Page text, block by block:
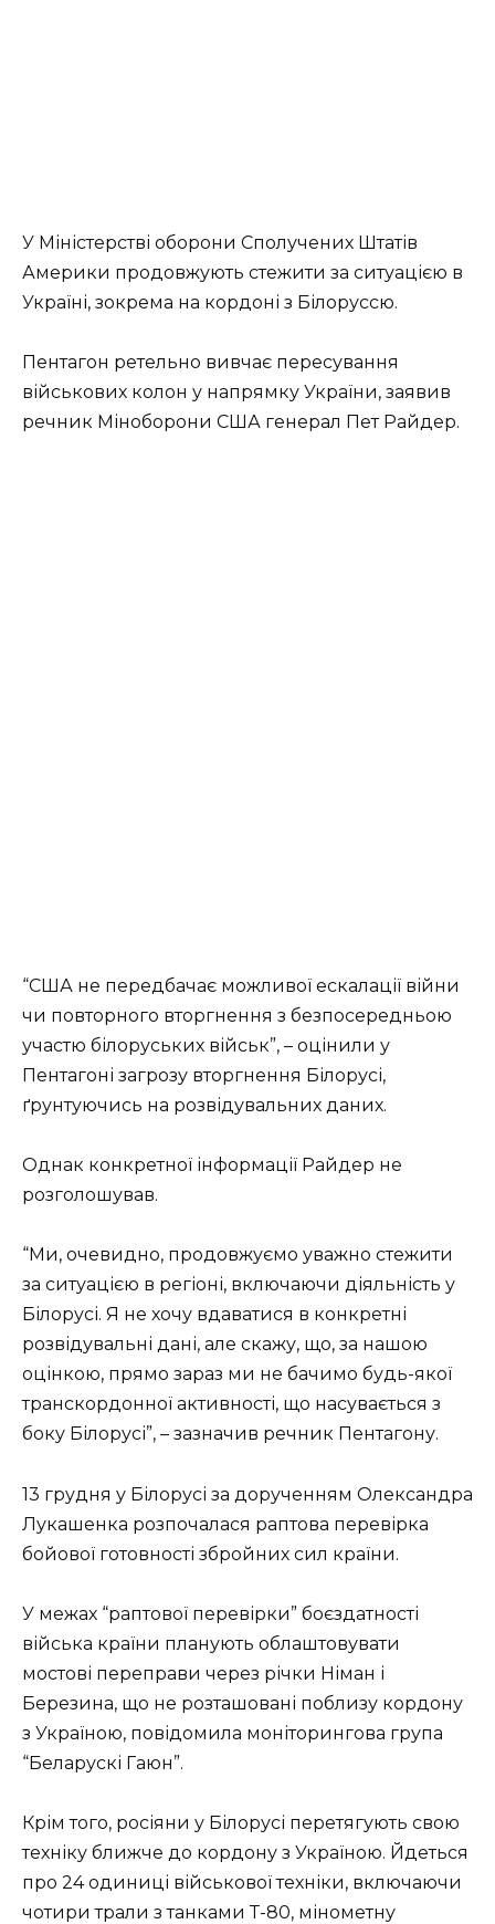
У Міністерстві оборони Сполучених Штатів
Америки продовжують стежити за ситуацією в
Україні, зокрема на кордоні з Білоруссю.
Пентагон ретельно вивчає пересування
військових колон у напрямку України, заявив
речник Міноборони США генерал Пет Райдер.
“США не передбачає можливої ескалації війни
чи повторного вторгнення з безпосередньою
участю білоруських військ”, – оцінили у
Пентагоні загрозу вторгнення Білорусі,
ґрунтуючись на розвідувальних даних.
Однак конкретної інформації Райдер не
розголошував.
“Ми, очевидно, продовжуємо уважно стежити
за ситуацією в регіоні, включаючи діяльність у
Білорусі. Я не хочу вдаватися в конкретні
розвідувальні дані, але скажу, що, за нашою
оцінкою, прямо зараз ми не бачимо будь-якої
транскордонної активності, що насувається з
боку Білорусі”, – зазначив речник Пентагону.
13 грудня у Білорусі за дорученням Олександра
Лукашенка розпочалася раптова перевірка
бойової готовності збройних сил країни.
У межах “раптової перевірки” боєздатності
війська країни планують облаштовувати
мостові переправи через річки Німан і
Березина, що не розташовані поблизу кордону
з Україною, повідомила моніторингова група
“Беларускі Гаюн”.
Крім того, росіяни у Білорусі перетягують свою
техніку ближче до кордону з Україною. Йдеться
про 24 одиниці військової техніки, включаючи
чотири трали з танками Т-80, мінометну